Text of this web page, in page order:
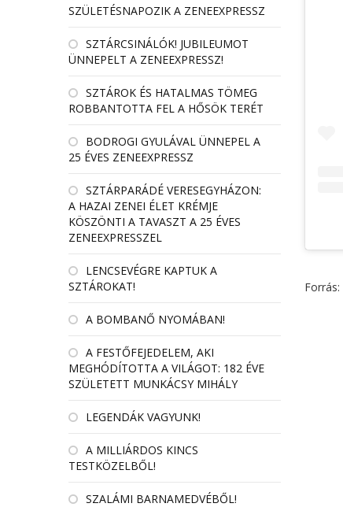
SZÜLETÉSNAPOZIK A ZENEEXPRESSZ
SZTÁRCSINÁLÓK! JUBILEUMOT
ÜNNEPELT A ZENEEXPRESSZ!
SZTÁROK ÉS HATALMAS TÖMEG
ROBBANTOTTA FEL A HŐSÖK TERÉT
BODROGI GYULÁVAL ÜNNEPEL A
25 ÉVES ZENEEXPRESSZ
SZTÁRPARÁDÉ VERESEGYHÁZON:
A HAZAI ZENEI ÉLET KRÉMJE
KÖSZÖNTI A TAVASZT A 25 ÉVES
ZENEEXPRESSZEL
LENCSEVÉGRE KAPTUK A
SZTÁROKAT!
A BOMBANŐ NYOMÁBAN!
A FESTŐFEJEDELEM, AKI
MEGHÓDÍTOTTA A VILÁGOT: 182 ÉVE
SZÜLETETT MUNKÁCSY MIHÁLY
LEGENDÁK VAGYUNK!
A MILLIÁRDOS KINCS
TESTKÖZELBŐL!
SZALÁMI BARNAMEDVÉBŐL!
Forrás: